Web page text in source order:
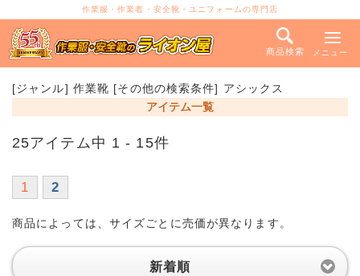
作業服・作業着・安全靴・ユニフォームの専門店
商品検索 メニュー
[ジャンル] 作業靴 [その他の検索条件] アシックス
アイテム一覧
25アイテム中 1 - 15件
1 2
商品によっては、サイズごとに売価が異なります。
新着順